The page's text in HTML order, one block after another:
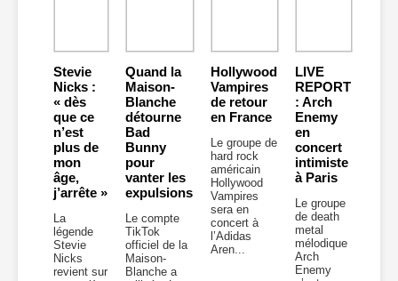
Stevie
Nicks :
« dès
que ce
n’est
plus de
mon
âge,
j’arrête »
La
légende
Stevie
Nicks
revient sur
Quand la
Maison-
Blanche
détourne
Bad
Bunny
pour
vanter les
expulsions
Le compte
TikTok
officiel de la
Maison-
Blanche a
Hollywood
Vampires
de retour
en France
Le groupe de
hard rock
américain
Hollywood
Vampires
sera en
concert à
l’Adidas
Aren...
LIVE
REPORT
: Arch
Enemy
en
concert
intimiste
à Paris
Le groupe
de death
metal
mélodique
Arch
Enemy